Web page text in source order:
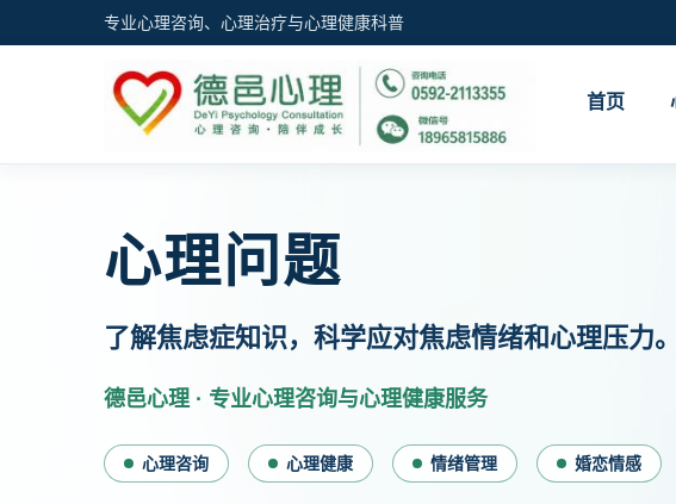
专业心理咨询、心理治疗与心理健康科普
首页
心理问题
了解焦虑症知识，科学应对焦虑情绪和心理压力。
德邑心理 · 专业心理咨询与心理健康服务
心理咨询 心理健康 情绪管理 婚恋情感